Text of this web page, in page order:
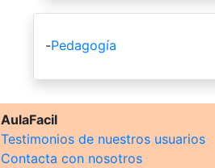
-Pedagogía
AulaFacil
Testimonios de nuestros usuarios
Contacta con nosotros